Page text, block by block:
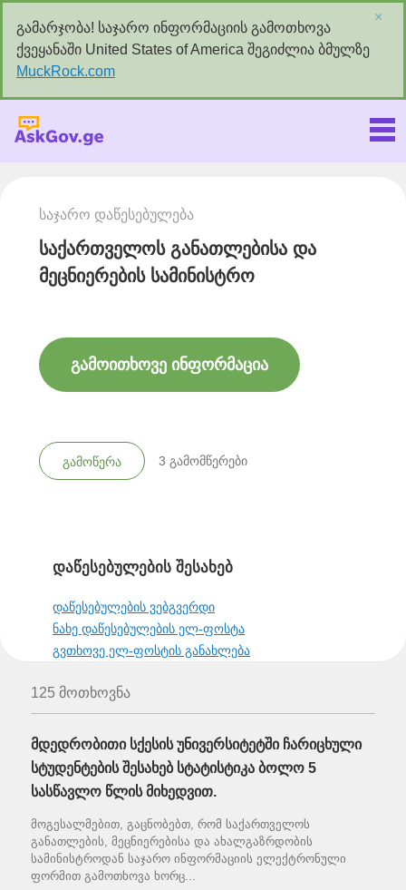
გამარჯობა! საჯარო ინფორმაციის გამოთხოვა
ქვეყანაში United States of America შეგიძლია ბმულზე
MuckRock.com
×
საჯარო დაწესებულება
საქართველოს განათლებისა და
მეცნიერების სამინისტრო
გამოითხოვე ინფორმაცია
გამოწერა 3 გამომწერები
დაწესებულების შესახებ
დაწესებულების ვებგვერდი
ნახე დაწესებულების ელ-ფოსტა
გვთხოვე ელ-ფოსტის განახლება
125 მოთხოვნა
მდედრობითი სქესის უნივერსიტეტში ჩარიცხული
სტუდენტების შესახებ სტატისტიკა ბოლო 5
სასწავლო წლის მიხედვით.
მოგესალმებით, გაცნობებთ, რომ საქართველოს
განათლების, მეცნიერებისა და ახალგაზრდობის
სამინისტროდან საჯარო ინფორმაციის ელექტრონული
ფორმით გამოთხოვა ხორც...